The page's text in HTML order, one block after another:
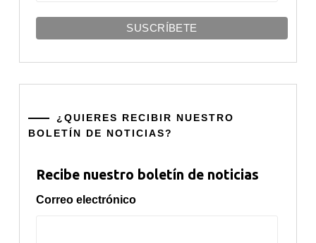
¿QUIERES RECIBIR NUESTRO
BOLETÍN DE NOTICIAS?
Recibe nuestro boletín de noticias
Correo electrónico